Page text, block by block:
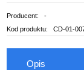
Producent:
-
Kod produktu:
CD-01-
Opis